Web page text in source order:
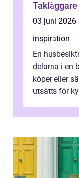
03 juni 2026
inspiration
En
delarna i en
köper eller
utsätts för